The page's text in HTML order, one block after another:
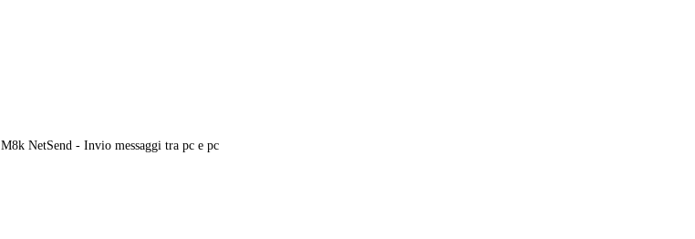
M8k NetSend - Invio messaggi tra pc e pc